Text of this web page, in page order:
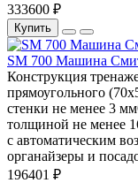
333600 ₽
Купить
SM 700 Машина
Конструкция
прямоугольного
стенки не менее 3
толщиной не менее
с автоматическим
органайзеры и
196401 ₽